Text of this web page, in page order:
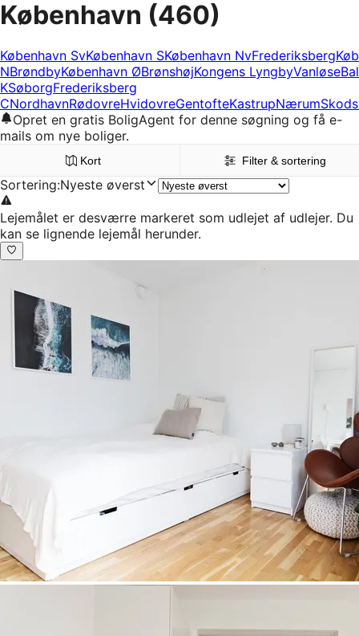
København (460)
København SvKøbenhavn SKøbenhavn NvFrederiksberg
NBrøndbyKøbenhavn ØBrønshøjKongens LyngbyVanløse
KSøborgFrederiksberg
CNordhavnRødovreHvidovreGentofteKastrupNærum
Opret en gratis BoligAgent for denne søgning og få e-
mails om nye boliger.
Kort Filter & sortering
Sortering:Nyeste øverst
Lejemålet er desværre markeret som udlejet af udlejer. Du
kan se lignende lejemål herunder.